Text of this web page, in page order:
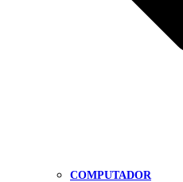
COMPUTADOR